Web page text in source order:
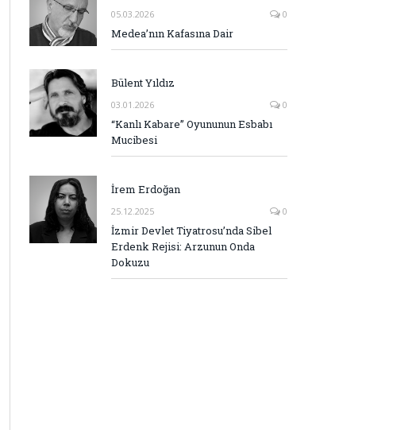
05.03.2026 0
Medea’nın Kafasına Dair
Bülent Yıldız
03.01.2026 0
“Kanlı Kabare” Oyununun Esbabı
Mucibesi
İrem Erdoğan
25.12.2025 0
İzmir Devlet Tiyatrosu’nda Sibel
Erdenk Rejisi: Arzunun Onda
Dokuzu